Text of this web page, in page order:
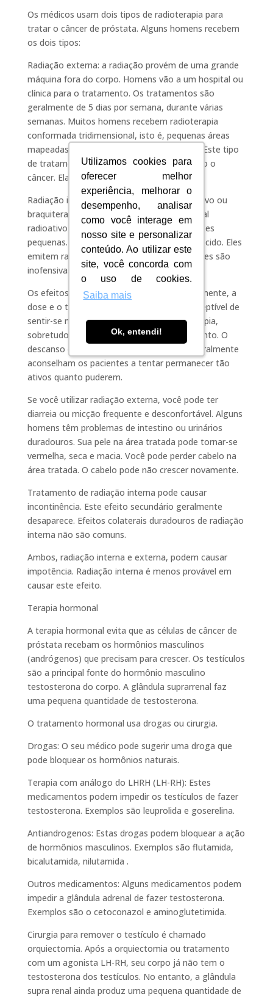
Utilizamos cookies para
oferecer melhor
experiência, melhorar o
desempenho, analisar
como você interage em
nosso site e personalizar
conteúdo. Ao utilizar este
site, você concorda com
o uso de cookies.
Saiba mais
Ok, entendi!
Utilizamos cookies para
oferecer melhor
experiência, melhorar o
desempenho, analisar
como você interage em
nosso site e personalizar
conteúdo. Ao utilizar este
site, você concorda com
o uso de cookies.
Saiba mais
Ok, entendi!
Os médicos usam dois tipos de radioterapia para
tratar o câncer de próstata. Alguns homens recebem
os dois tipos:
Radiação externa: a radiação provém de uma grande
máquina fora do corpo. Homens vão a um hospital ou
clínica para o tratamento. Os tratamentos são
geralmente de 5 dias por semana, durante várias
semanas. Muitos homens recebem radioterapia
conformada tridimensional, isto é, pequenas áreas
mapeadas, em vários ângulos de aplicação. Este tipo
de tratamento tem como alvo mais de perto o
câncer. Ela poupa o tecido saudável.
Radiação interna (terapia de implante radiativo ou
braquiterapia): a radiação provém de material
radioativo normalmente contido em sementes
pequenas. As sementes são colocadas no tecido. Eles
emitem radiação durante meses. As sementes são
inofensivas e não precisam ser removidas.
Os efeitos secundários dependem, principalmente, a
dose e o tipo de radiação. Você ficará susceptível de
sentir-se muito cansado durante a radioterapia,
sobretudo nas últimas semanas de tratamento. O
descanso é importante, mas os médicos geralmente
aconselham os pacientes a tentar permanecer tão
ativos quanto puderem.
Se você utilizar radiação externa, você pode ter
diarreia ou micção frequente e desconfortável. Alguns
homens têm problemas de intestino ou urinários
duradouros. Sua pele na área tratada pode tornar-se
vermelha, seca e macia. Você pode perder cabelo na
área tratada. O cabelo pode não crescer novamente.
Tratamento de radiação interna pode causar
incontinência. Este efeito secundário geralmente
desaparece. Efeitos colaterais duradouros de radiação
interna não são comuns.
Ambos, radiação interna e externa, podem causar
impotência. Radiação interna é menos provável em
causar este efeito.
Terapia hormonal
A terapia hormonal evita que as células de câncer de
próstata recebam os hormônios masculinos
(andrógenos) que precisam para crescer. Os testículos
são a principal fonte do hormônio masculino
testosterona do corpo. A glândula suprarrenal faz
uma pequena quantidade de testosterona.
O tratamento hormonal usa drogas ou cirurgia.
Drogas: O seu médico pode sugerir uma droga que
pode bloquear os hormônios naturais.
Terapia com análogo do LHRH (LH-RH): Estes
medicamentos podem impedir os testículos de fazer
testosterona. Exemplos são leuprolida e goserelina.
Antiandrogenos: Estas drogas podem bloquear a ação
de hormônios masculinos. Exemplos são flutamida,
bicalutamida, nilutamida .
Outros medicamentos: Alguns medicamentos podem
impedir a glândula adrenal de fazer testosterona.
Exemplos são o cetoconazol e aminoglutetimida.
Cirurgia para remover o testículo é chamado
orquiectomia. Após a orquiectomia ou tratamento
com um agonista LH-RH, seu corpo já não tem o
testosterona dos testículos. No entanto, a glândula
supra renal ainda produz uma pequena quantidade de